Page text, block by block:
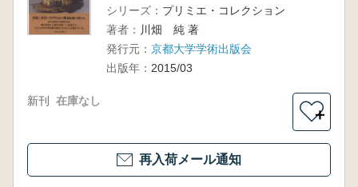
シリーズ： プリミエ・コレクション
著者： 川畑 純 著
発行元： 京都大学学術出版会
出版年： 2015/03
新刊 在庫なし
＋
再入荷メール通知